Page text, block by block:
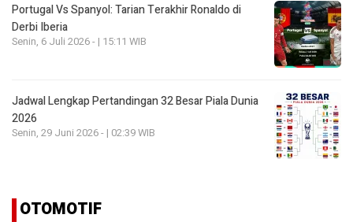
Portugal Vs Spanyol: Tarian Terakhir Ronaldo di
Derbi Iberia
Senin, 6 Juli 2026 - | 15:11 WIB
Jadwal Lengkap Pertandingan 32 Besar Piala Dunia
2026
Senin, 29 Juni 2026 - | 02:39 WIB
OTOMOTIF